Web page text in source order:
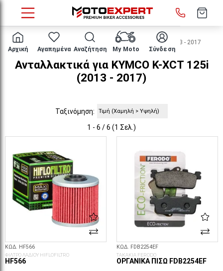
Αρχική Αγαπημένα Αναζήτηση My Moto Σύνδεση
HOME Μάρκα/μοντέλο KYMCO K-XCT 125i 2013 - 2017
Ανταλλακτικά για KYMCO K-XCT 125i
(2013 - 2017)
Ταξινόμηση:
1 - 6 / 6 (1 Σελ.)
ΚΩΔ. HF566
ΦΙΛΤΡΟ ΛΑΔΙΟΥ HIFLOFILTRO
HF566
ΚΩΔ. FDB2254EF
ΤΑΚΑΚΙΑ FERODO
ΟΡΓΑΝΙΚΆ ΠΊΣΩ FDB2254EF